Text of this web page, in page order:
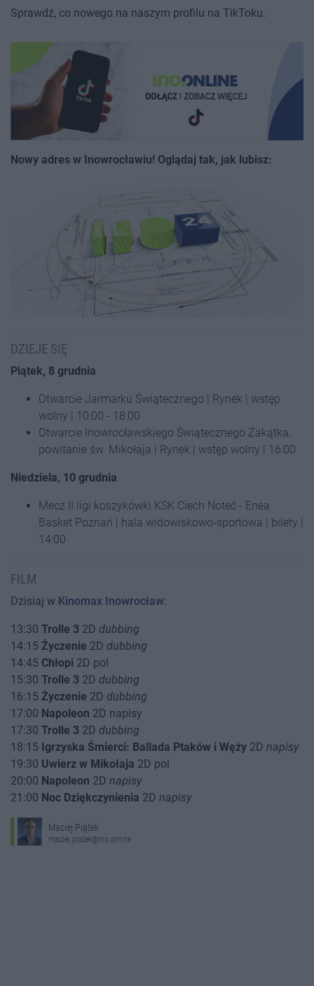
Sprawdź, co nowego na naszym profilu na TikToku.
Nowy adres w Inowrocławiu! Oglądaj tak, jak lubisz:
DZIEJE SIĘ
Piątek, 8 grudnia
Otwarcie Jarmarku Świątecznego | Rynek | wstęp
wolny | 10:00 - 18:00
Otwarcie Inowrocławskiego Świątecznego Zakątka,
powitanie św. Mikołaja | Rynek | wstęp wolny | 16:00
Niedziela, 10 grudnia
Mecz II ligi koszykówki KSK Ciech Noteć - Enea
Basket Poznań | hala widowiskowo-sportowa | bilety |
14:00
FILM
Dzisiaj w Kinomax Inowrocław:
13:30 Trolle 3 2D dubbing
14:15 Życzenie 2D dubbing
14:45 Chłopi 2D pol
15:30 Trolle 3 2D dubbing
16:15 Życzenie 2D dubbing
17:00 Napoleon 2D napisy
17:30 Trolle 3 2D dubbing
18:15 Igrzyska Śmierci: Ballada Ptaków i Węży 2D napisy
19:30 Uwierz w Mikołaja 2D pol
20:00 Napoleon 2D napisy
21:00 Noc Dziękczynienia 2D napisy
Maciej Piątek
maciej.piatek@ino.online